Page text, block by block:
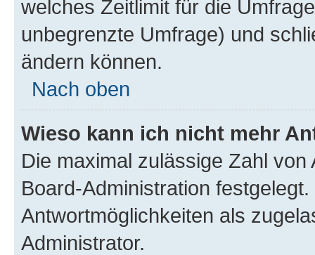
welches Zeitlimit für die
unbegrenzte Umfrage) und
ändern können.
Nach oben
Wieso kann ich nicht mehr
Die maximal zulässige Zahl
Board-Administration
Antwortmöglichkeiten als
Administrator.